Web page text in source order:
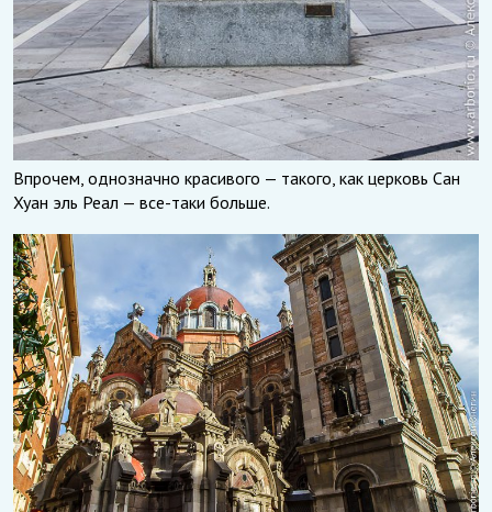
Впрочем, однозначно красивого — такого, как церковь Сан
Хуан эль Реал — все-таки больше.